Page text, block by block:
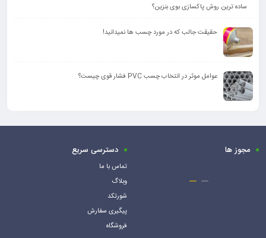
ساده ترین روش پاکسازی بوی بنزین؟
حقیقت جالب که در مورد چسب ها نمیدانید!
عوامل موثر در انتخاب چسب PVC فشار قوی چیست؟
مجوز ها دسترسی سریع
تماس با ما
وبلاگ
شورتکد
پیگیری سفارش
فروشگاه